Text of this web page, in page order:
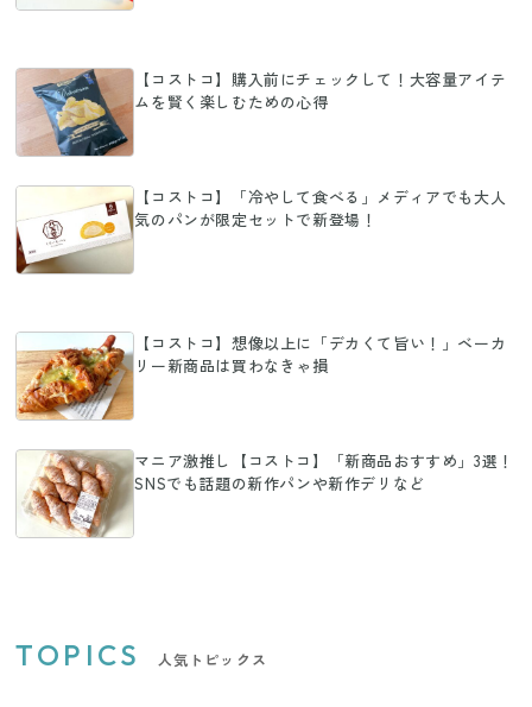
【コストコ】購入前にチェックして！大容量アイテ
ムを賢く楽しむための心得
【コストコ】「冷やして食べる」メディアでも大人
気のパンが限定セットで新登場！
【コストコ】想像以上に「デカくて旨い！」ベーカ
リー新商品は買わなきゃ損
マニア激推し【コストコ】「新商品おすすめ」3選！
SNSでも話題の新作パンや新作デリなど
TOPICS 人気トピックス